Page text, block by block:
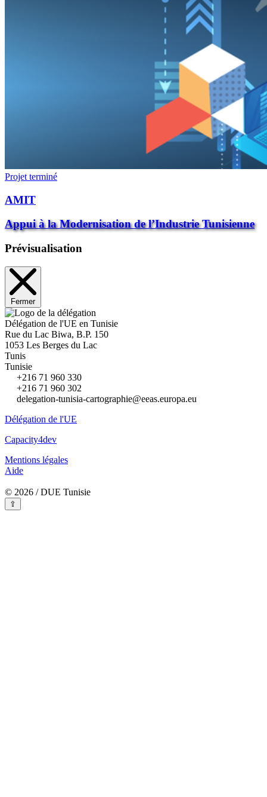
Projet terminé
AMIT
Appui à la Modernisation de l’Industrie Tunisienne
Prévisualisation
Fermer
Délégation de l'UE en Tunisie
Rue du Lac Biwa, B.P. 150
1053 Les Berges du Lac
Tunis
Tunisie
+216 71 960 330
+216 71 960 302
delegation-tunisia-cartographie@eeas.europa.eu
Délégation de l'UE
Capacity4dev
Mentions légales
Aide
© 2026 / DUE Tunisie
⇪